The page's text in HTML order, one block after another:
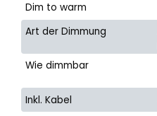
Dim to warm
Art der Dimmung
Wie dimmbar
Inkl. Kabel